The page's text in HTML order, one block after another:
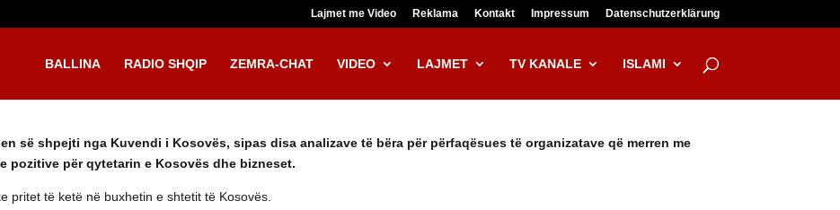
Lajmet me Video Reklama Kontakt Impressum Datenschutzerklärung
BALLINA RADIO SHQIP ZEMRA-CHAT VIDEO LAJMET TV KANALE ISLAMI
së shpejti nga Kuvendi i Kosovës, sipas disa analizave të bëra për përfaqësues të organizatave që merren me
pozitive për qytetarin e Kosovës dhe bizneset.
pritet të ketë në buxhetin e shtetit të Kosovës.